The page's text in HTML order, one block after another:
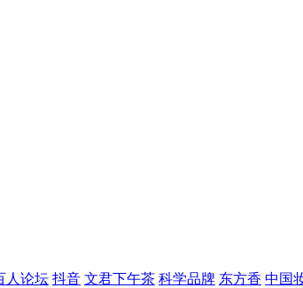
人论坛 抖音 文君下午茶 科学品牌 东方香 中国